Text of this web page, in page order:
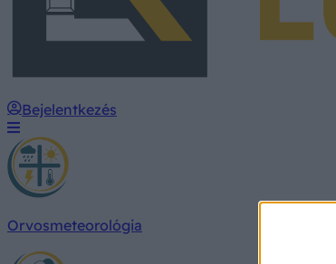
Bejelentkezés
Orvosmeteorológia